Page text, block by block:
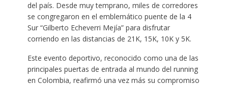
del país. Desde muy temprano, miles de corredores
se congregaron en el emblemático puente de la 4
Sur “Gilberto Echeverri Mejía” para disfrutar
corriendo en las distancias de 21K, 15K, 10K y 5K.
Este evento deportivo, reconocido como una de las
principales puertas de entrada al mundo del running
en Colombia, reafirmó una vez más su compromiso